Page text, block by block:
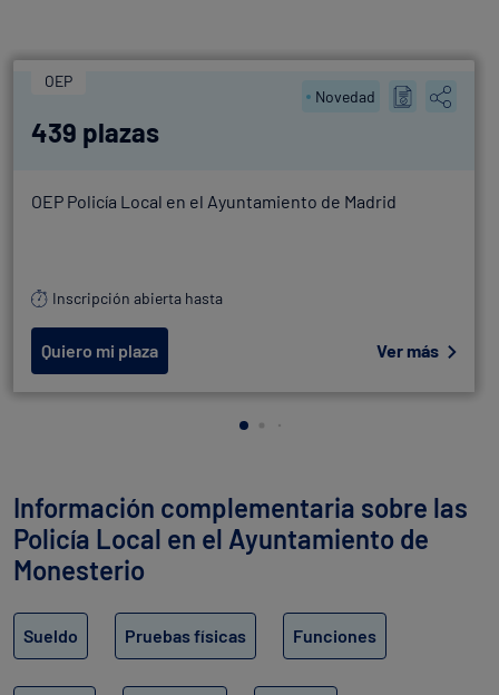
OEP
Novedad
439 plazas
OEP Policía Local en el Ayuntamiento de Madrid
Inscripción abierta hasta
Quiero mi plaza Ver más
Información complementaria sobre las
Policía Local en el Ayuntamiento de
Monesterio
Sueldo Pruebas físicas Funciones